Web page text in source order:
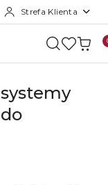
Strefa Klienta